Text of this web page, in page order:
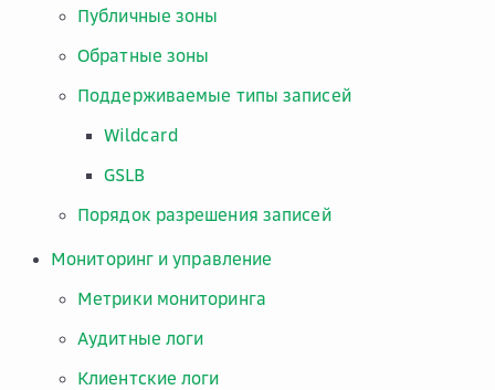
Публичные зоны
Обратные зоны
Поддерживаемые типы записей
Wildcard
GSLB
Порядок разрешения записей
Мониторинг и управление
Метрики мониторинга
Аудитные логи
Клиентские логи